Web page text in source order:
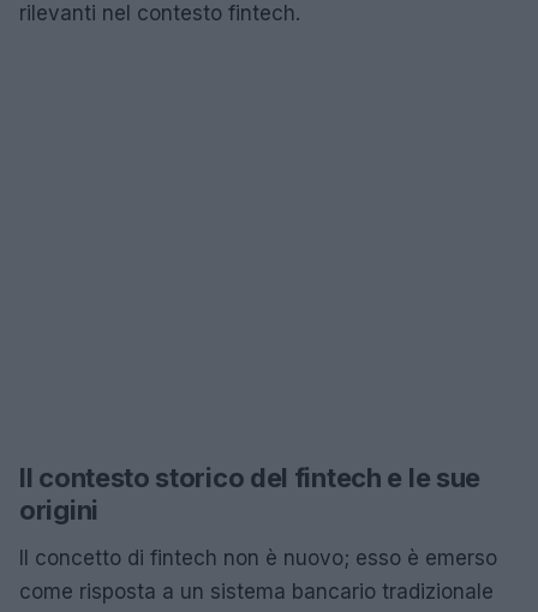
rilevanti nel contesto fintech.
Il contesto storico del fintech e le sue
origini
Il concetto di fintech non è nuovo; esso è emerso
come risposta a un sistema bancario tradizionale